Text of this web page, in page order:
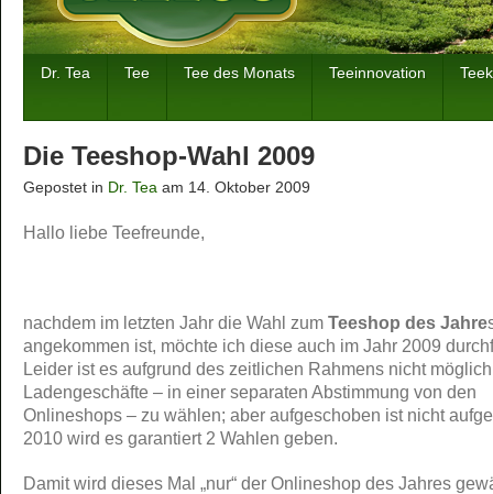
Dr. Tea Tee Tee des Monats Teeinnovation
Die Teeshop-Wahl 2009
Gepostet in Dr. Tea am 14. Oktober 2009
Hallo liebe Teefreunde,
nachdem im letzten Jahr die Wahl zum Teeshop des Jahre
angekommen ist, möchte ich diese auch im Jahr 2009
Leider ist es aufgrund des zeitlichen Rahmens nicht
Ladengeschäfte – in einer separaten Abstimmung von den
Onlineshops – zu wählen; aber aufgeschoben ist nicht
2010 wird es garantiert 2 Wahlen geben.
Damit wird dieses Mal „nur“ der Onlineshop des Jahres